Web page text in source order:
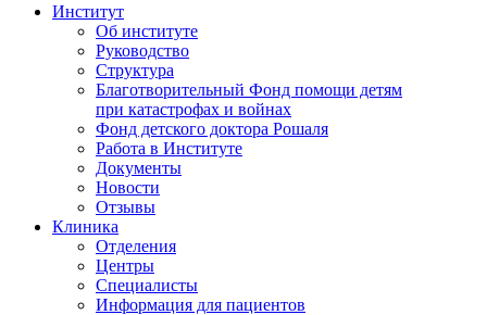
Институт
Об институте
Руководство
Структура
Благотворительный Фонд помощи детям
при катастрофах и войнах
Фонд детского доктора Рошаля
Работа в Институте
Документы
Новости
Отзывы
Клиника
Отделения
Центры
Специалисты
Информация для пациентов